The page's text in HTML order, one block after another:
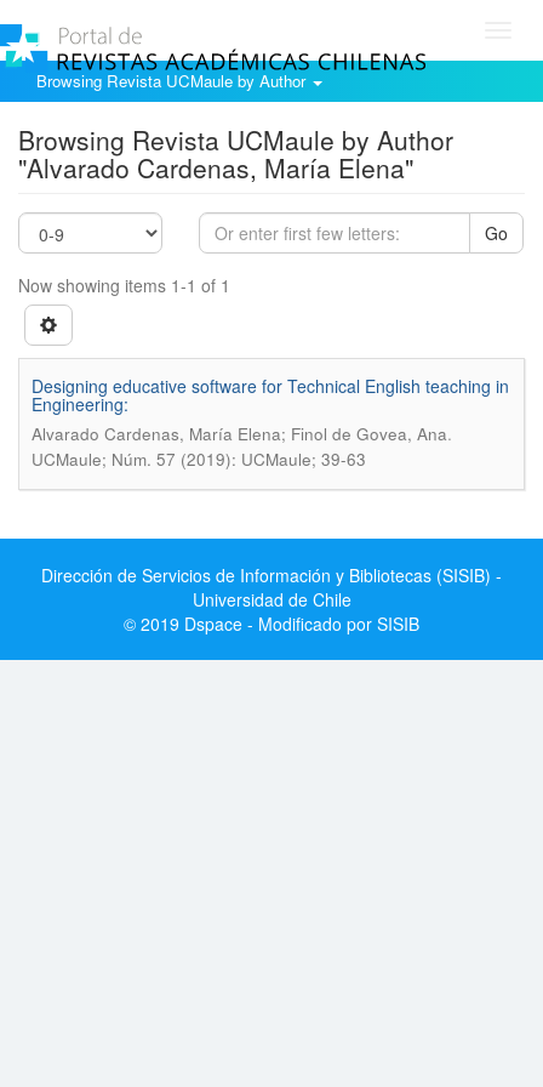
Browsing Revista UCMaule by Author
Browsing Revista UCMaule by Author
"Alvarado Cardenas, María Elena"
Go
Now showing items 1-1 of 1
Designing educative software for Technical English teaching in
Engineering:
Alvarado Cardenas, María Elena; Finol de Govea, Ana.
UCMaule; Núm. 57 (2019): UCMaule; 39-63
Dirección de Servicios de Información y Bibliotecas (SISIB) -
Universidad de Chile
© 2019 Dspace - Modificado por SISIB